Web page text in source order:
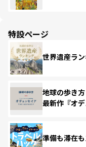
特設ページ
世界遺産ラ
地球の歩き
最新作『オデ
準備も滞在